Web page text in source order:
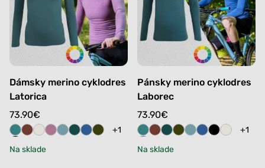
Dámsky merino cyklodres
Latorica
73.90€
+1
Na sklade
Pánsky merino cyklodres
Laborec
73.90€
+1
Na sklade